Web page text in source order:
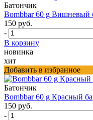
Батончик
Bombbar 60 g Вишневый
150 руб.
-
В корзину
новинка
хит
Добавить в избранное
Батончик
Bombbar 60 g Красный
150 руб.
-